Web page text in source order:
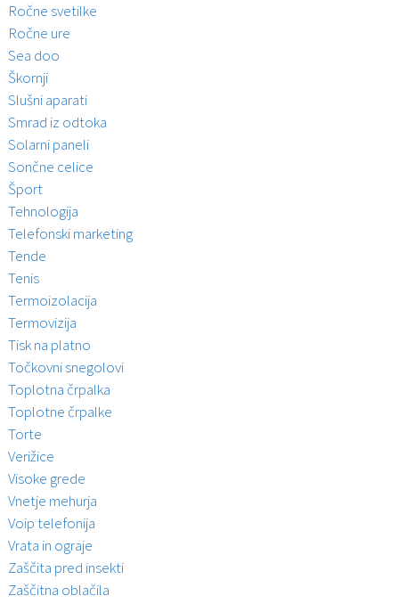
Ročne svetilke
Ročne ure
Sea doo
Škornji
Slušni aparati
Smrad iz odtoka
Solarni paneli
Sončne celice
Šport
Tehnologija
Telefonski marketing
Tende
Tenis
Termoizolacija
Termovizija
Tisk na platno
Točkovni snegolovi
Toplotna črpalka
Toplotne črpalke
Torte
Verižice
Visoke grede
Vnetje mehurja
Voip telefonija
Vrata in ograje
Zaščita pred insekti
Zaščitna oblačila